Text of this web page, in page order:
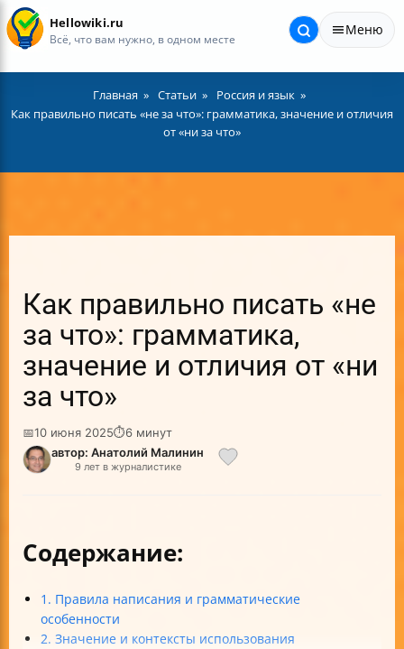
Hellowiki.ru
Всё, что вам нужно, в одном месте
Меню
Главная Статьи
Россия и язык
Как правильно писать «не за что»: грамматика, значение и отличия
от «ни за что»
Как правильно писать «не
за что»: грамматика,
значение и отличия от «ни
за что»
📅10 июня 2025⏱6 минут
автор: Анатолий Малинин
9 лет в журналистике
Содержание:
1. Правила написания и грамматические
особенности
2. Значение и контексты использования